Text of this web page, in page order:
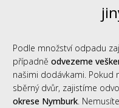
Podle množství odpadu
případně odvezeme
našimi dodávkami. Pokud
sběrný dvůr, zajistíme
okrese Nymburk.